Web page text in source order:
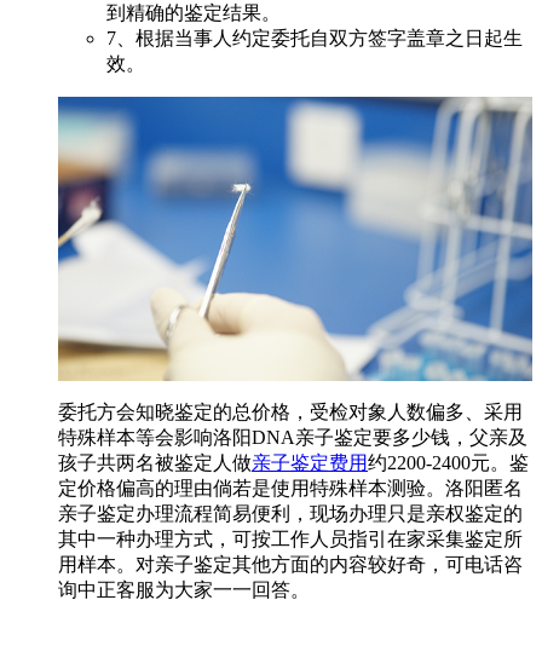
到精确的鉴定结果。
7、根据当事人约定委托自双方签字盖章之日起生
效。
委托方会知晓鉴定的总价格，受检对象人数偏多、采用
特殊样本等会影响洛阳DNA亲子鉴定要多少钱，父亲及
孩子共两名被鉴定人做亲子鉴定费用约2200-2400元。鉴
定价格偏高的理由倘若是使用特殊样本测验。洛阳匿名
亲子鉴定办理流程简易便利，现场办理只是亲权鉴定的
其中一种办理方式，可按工作人员指引在家采集鉴定所
用样本。对亲子鉴定其他方面的内容较好奇，可电话咨
询中正客服为大家一一回答。